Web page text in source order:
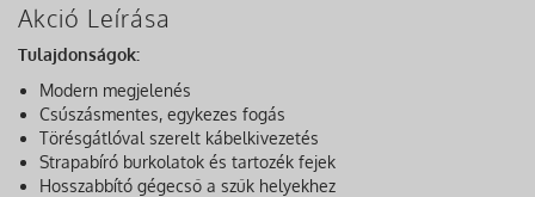
Akció Leírása
Tulajdonságok:
Modern megjelenés
Csúszásmentes, egykezes fogás
Törésgátlóval szerelt kábelkivezetés
Strapabíró burkolatok és tartozék fejek
Hosszabbító gégecső a szűk helyekhez